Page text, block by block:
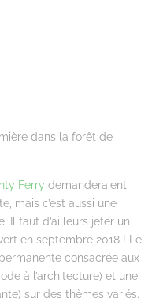
dans la forêt de
Ferry demanderaient
mais c’est aussi une
Il faut d’ailleurs jeter un
en septembre 2018 ! Le
consacrée aux
à l’architecture) et une
sur des thèmes variés.